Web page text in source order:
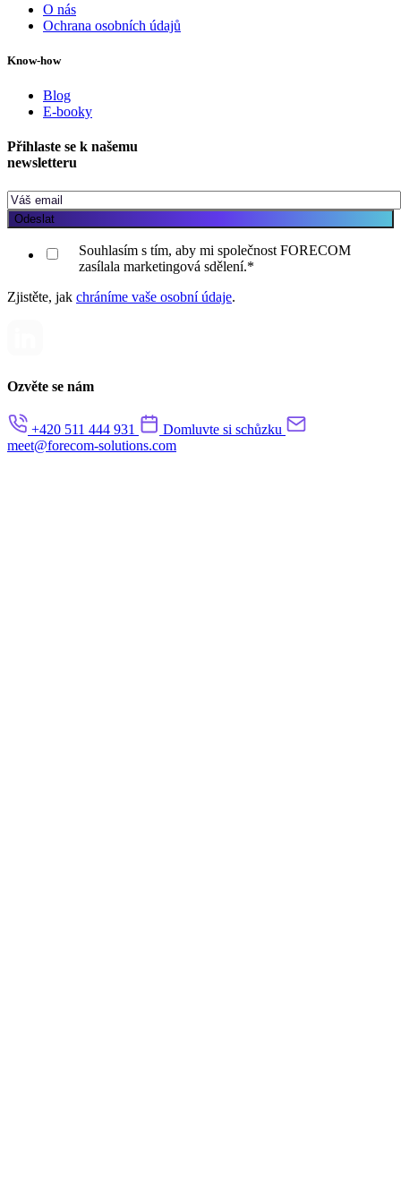
O nás
Ochrana osobních údajů
Know-how
Blog
E-booky
Přihlaste se k našemu
newsletteru
Souhlasím s tím, aby mi společnost FORECOM
zasílala marketingová sdělení.*
Zjistěte, jak chráníme vaše osobní údaje.
Ozvěte se nám
+420 511 444 931
Domluvte si schůzku
meet@forecom-solutions.com